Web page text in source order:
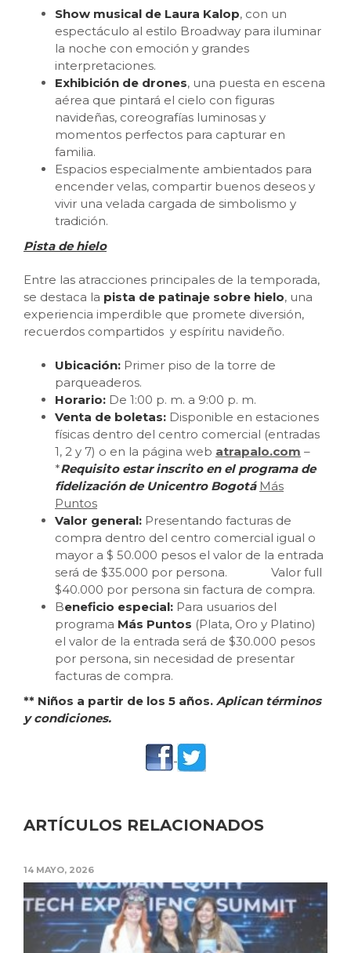
Show musical de Laura Kalop, con un
espectáculo al estilo Broadway para iluminar
la noche con emoción y grandes
interpretaciones.
Exhibición de drones, una puesta en escena
aérea que pintará el cielo con figuras
navideñas, coreografías luminosas y
momentos perfectos para capturar en
familia.
Espacios especialmente ambientados para
encender velas, compartir buenos deseos y
vivir una velada cargada de simbolismo y
tradición.
Pista de hielo
Entre las atracciones principales de la temporada,
se destaca la pista de patinaje sobre hielo, una
experiencia imperdible que promete diversión,
recuerdos compartidos y espíritu navideño.
Ubicación: Primer piso de la torre de
parqueaderos.
Horario: De 1:00 p. m. a 9:00 p. m.
Venta de boletas: Disponible en estaciones
físicas dentro del centro comercial (entradas
1, 2 y 7) o en la página web atrapalo.com –
*Requisito estar inscrito en el programa de
fidelización de Unicentro Bogotá Más
Puntos
Valor general: Presentando facturas de
compra dentro del centro comercial igual o
mayor a $ 50.000 pesos el valor de la entrada
será de $35.000 por persona. Valor full
$40.000 por persona sin factura de compra.
Beneficio especial: Para usuarios del
programa Más Puntos (Plata, Oro y Platino)
el valor de la entrada será de $30.000 pesos
por persona, sin necesidad de presentar
facturas de compra.
** Niños a partir de los 5 años. Aplican términos
y condiciones.
ARTÍCULOS RELACIONADOS
14 MAYO, 2026